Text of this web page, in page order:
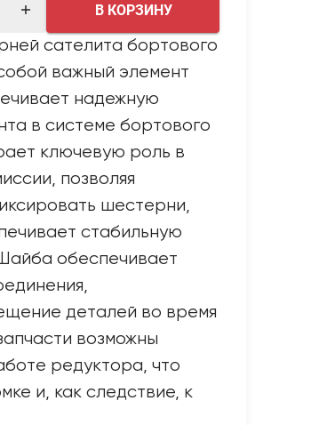
В КОРЗИНУ
сателита бортового
важный элемент
надежную
в системе бортового
ключевую роль в
позволяя
шестерни,
стабильную
обеспечивает
деталей во время
возможны
редуктора, что
и, как следствие, к